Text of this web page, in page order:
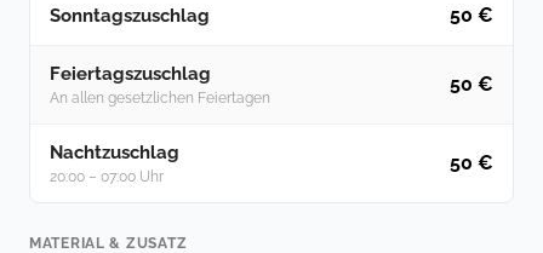
Sonntagszuschlag 50 €
Feiertagszuschlag
An allen gesetzlichen Feiertagen
50 €
Nachtzuschlag
20:00 – 07:00 Uhr
50 €
MATERIAL & ZUSATZ